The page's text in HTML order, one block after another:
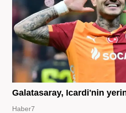
Galatasaray, Icardi'nin
Haber7